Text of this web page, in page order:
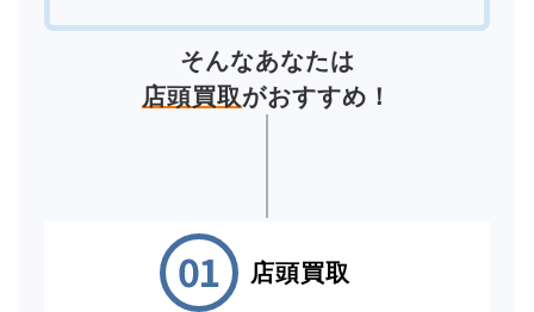
そんなあなたは
店頭買取がおすすめ！
店頭買取